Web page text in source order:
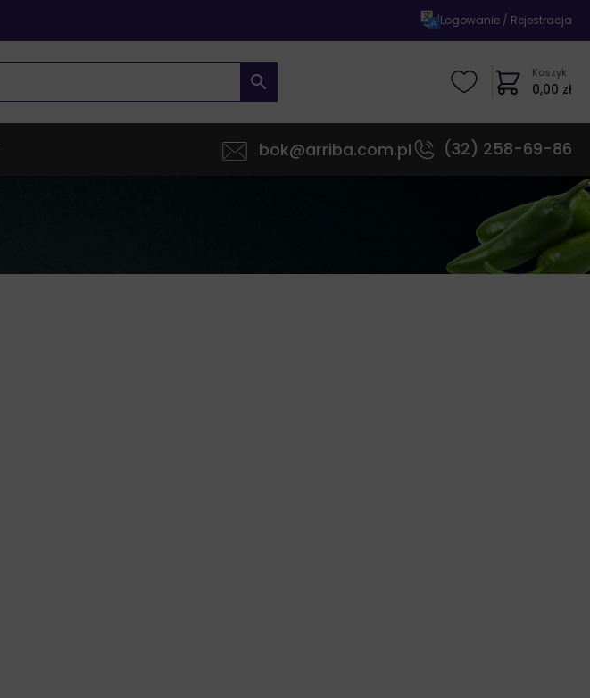
|Logowanie / Rejestracja
Koszyk
0,00 zł
bok@arriba.com.pl (32) 258-69-86